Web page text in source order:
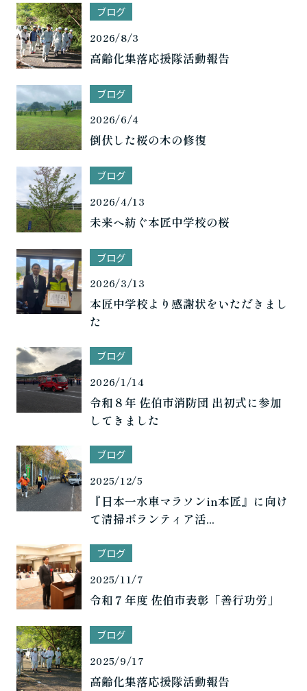
ブログ
2026/8/3
高齢化集落応援隊活動報告
ブログ
2026/6/4
倒伏した桜の木の修復
ブログ
2026/4/13
未来へ紡ぐ本匠中学校の桜
ブログ
2026/3/13
本匠中学校より感謝状をいただきまし
た
ブログ
2026/1/14
令和８年 佐伯市消防団 出初式に参加
してきました
ブログ
2025/12/5
『日本一水車マラソンin本匠』に向け
て清掃ボランティア活...
ブログ
2025/11/7
令和７年度 佐伯市表彰「善行功労」
ブログ
2025/9/17
高齢化集落応援隊活動報告